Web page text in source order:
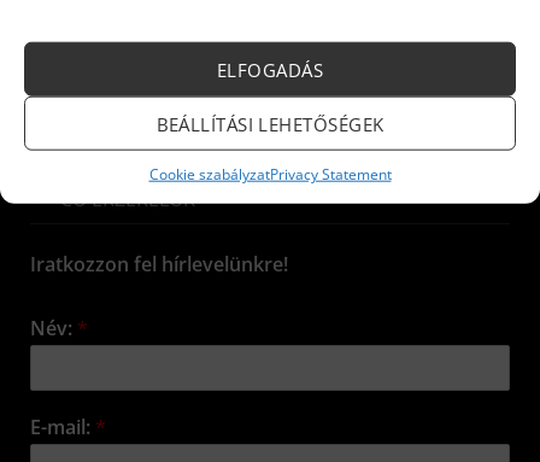
ELFOGADÁS
BEÁLLÍTÁSI LEHETŐSÉGEK
Cookie szabályzatPrivacy Statement
Kazánok és készülékek
ELEKTROMOS KÉSZÜLÉKEK
CO ÉRZÉKELŐK
Iratkozzon fel hírlevelünkre!
Név: *
E-mail: *